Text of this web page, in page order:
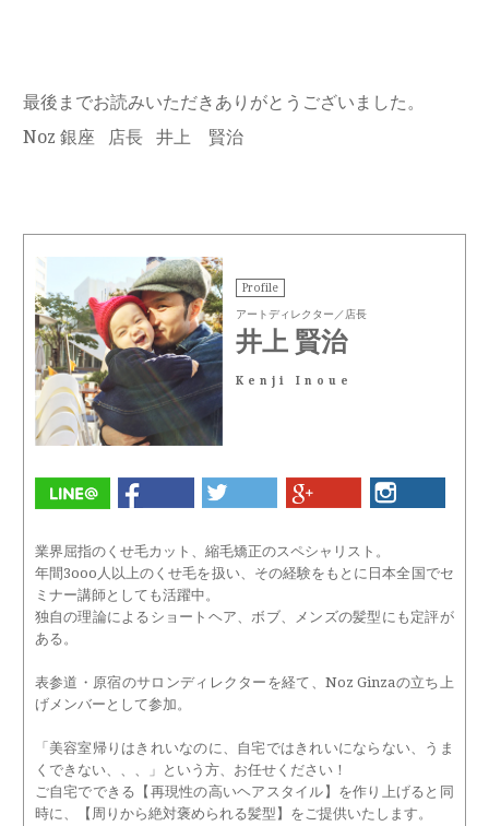
最後までお読みいただきありがとうございました。
Noz 銀座 店長 井上 賢治
Profile
アートディレクター／店長
井上 賢治
Kenji Inoue
業界屈指のくせ毛カット、縮毛矯正のスペシャリスト。
年間3ooo人以上のくせ毛を扱い、その経験をもとに日本全国でセ
ミナー講師としても活躍中。
独自の理論によるショートヘア、ボブ、メンズの髪型にも定評が
ある。
表参道・原宿のサロンディレクターを経て、Noz Ginzaの立ち上
げメンバーとして参加。
「美容室帰りはきれいなのに、自宅ではきれいにならない、うま
くできない、、、」という方、お任せください！
ご自宅でできる【再現性の高いヘアスタイル】を作り上げると同
時に、【周りから絶対褒められる髪型】をご提供いたします。